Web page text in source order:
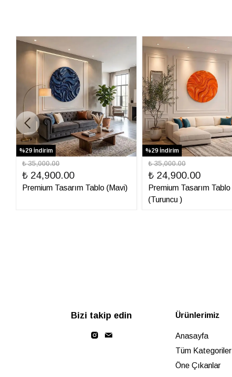
%29 İndirim
₺ 35,000.00
₺ 24,900.00
Premium Tasarım Tablo (Mavi)
%29 İndirim
₺ 35,000.00
₺ 24,900.00
Premium Tasarım Tablo
(Turuncu )
Bizi takip edin Ürünlerimiz
Anasayfa
Tüm Kategoriler
Öne Çıkanlar